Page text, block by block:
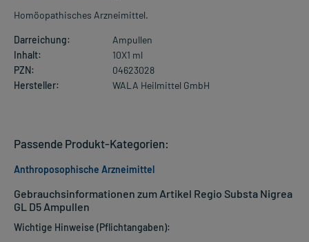
Homöopathisches Arzneimittel.
Darreichung:
Ampullen
Inhalt:
10X1 ml
PZN:
04623028
Hersteller:
WALA Heilmittel GmbH
Gebrauchsinformationen zum Artikel Regio Substa Nigrea
GL D5 Ampullen
Wichtige Hinweise (Pflichtangaben):
Passende Produkt-Kategorien:
Anthroposophische Arzneimittel